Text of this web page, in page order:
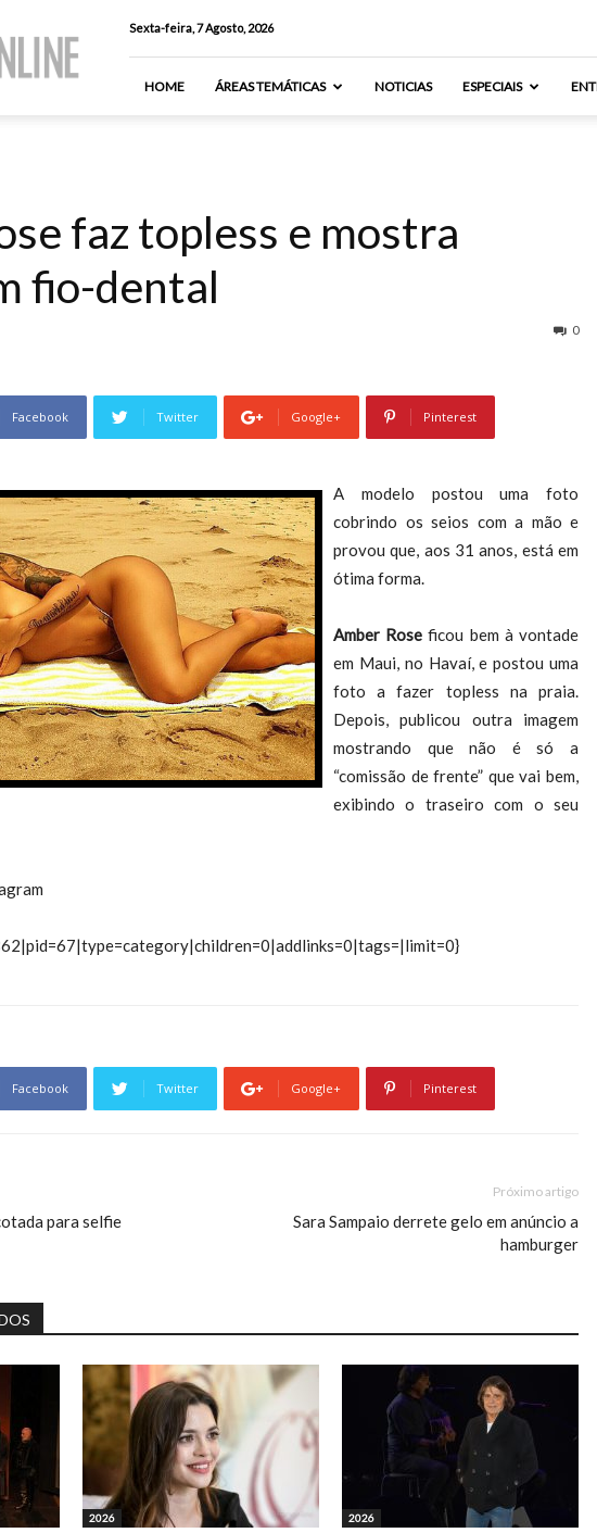
Sexta-feira, 7 Agosto, 2026
HOME ÁREAS TEMÁTICAS NOTICIAS ESPECIAIS
faz topless e mostra
fio-dental
0
Facebook Twitter Google+ Pinterest
A modelo postou uma foto
cobrindo os seios com a mão e
provou que, aos 31 anos, está em
ótima forma.
Amber Rose ficou bem à vontade
em Maui, no Havaí, e postou uma
foto a fazer topless na praia.
Depois, publicou outra imagem
mostrando que não é só a
“comissão de frente” que vai bem,
exibindo o traseiro com o seu
Facebook Twitter Google+ Pinterest
para selfie
Próximo artigo
Sara Sampaio derrete gelo em anúncio a
hamburger
2026 2026